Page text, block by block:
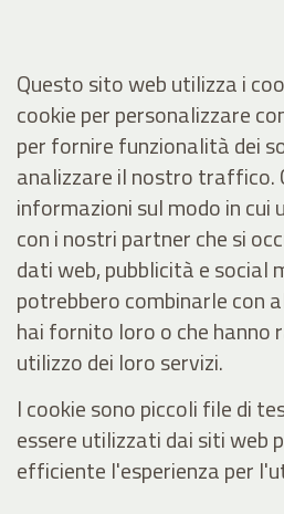
Questo sito web utilizza i
cookie per personalizzare
per fornire funzionalità dei
analizzare il nostro traffico.
informazioni sul modo in
con i nostri partner che si
dati web, pubblicità e social
potrebbero combinarle con
hai fornito loro o che hanno
utilizzo dei loro servizi.
I cookie sono piccoli file di
essere utilizzati dai siti web
efficiente l'esperienza per